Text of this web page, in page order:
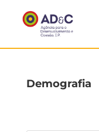
Demografia